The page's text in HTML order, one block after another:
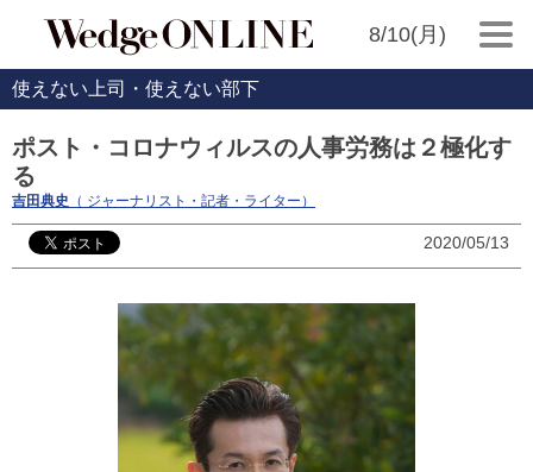
8/10(月)
使えない上司・使えない部下
ポスト・コロナウィルスの人事労務は２極化す
る
吉田典史 （ ジャーナリスト・記者・ライター）
2020/05/13